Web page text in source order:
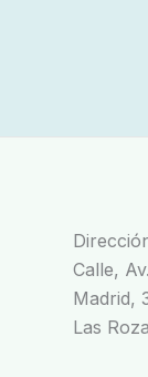
Calle,
Madrid,
Las